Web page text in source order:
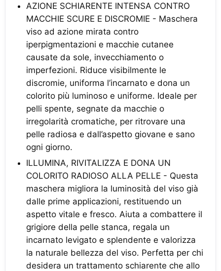
AZIONE SCHIARENTE INTENSA CONTRO
MACCHIE SCURE E DISCROMIE - Maschera
viso ad azione mirata contro
iperpigmentazioni e macchie cutanee
causate da sole, invecchiamento o
imperfezioni. Riduce visibilmente le
discromie, uniforma l’incarnato e dona un
colorito più luminoso e uniforme. Ideale per
pelli spente, segnate da macchie o
irregolarità cromatiche, per ritrovare una
pelle radiosa e dall’aspetto giovane e sano
ogni giorno.
ILLUMINA, RIVITALIZZA E DONA UN
COLORITO RADIOSO ALLA PELLE - Questa
maschera migliora la luminosità del viso già
dalle prime applicazioni, restituendo un
aspetto vitale e fresco. Aiuta a combattere il
grigiore della pelle stanca, regala un
incarnato levigato e splendente e valorizza
la naturale bellezza del viso. Perfetta per chi
desidera un trattamento schiarente che allo